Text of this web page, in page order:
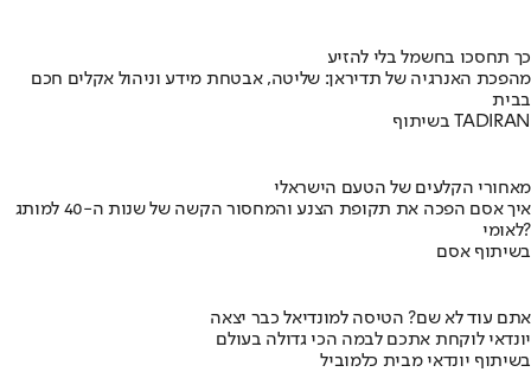
כך תחסכו בחשמל בלי להזיע
מהפכת האנרגיה של תדיראן: שליטה, אבטחת מידע וניהול אקלים חכם
בבית
בשיתוף TADIRAN
מאחורי הקלעים של הטעם הישראלי
איך אסם הפכה את תקופת הצנע והמחסור הקשה של שנות ה-40 למותג
לאומי?
בשיתוף אסם
אתם עוד לא שם? הטיסה למונדיאל כבר יצאה
יונדאי לוקחת אתכם לבמה הכי גדולה בעולם
בשיתוף יונדאי מבית כלמוביל